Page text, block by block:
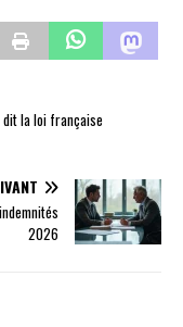
dit la loi française
2026